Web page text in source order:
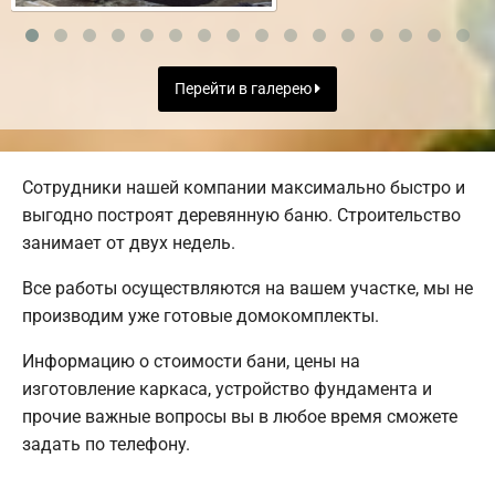
Перейти в галерею
Сотрудники нашей компании максимально быстро и
выгодно построят деревянную баню. Строительство
занимает от двух недель.
Все работы осуществляются на вашем участке, мы не
производим уже готовые домокомплекты.
Информацию о стоимости бани, цены на
изготовление каркаса, устройство фундамента и
прочие важные вопросы вы в любое время сможете
задать по телефону.